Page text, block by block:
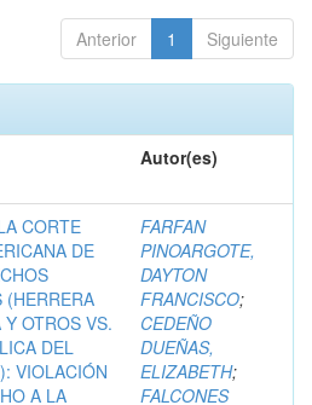
Anterior 1 Siguiente
Autor(es)
CORTE
DE
(HERRERA
OTROS VS.
DEL
VIOLACIÓN
A LA
FARFAN
PINOARGOTE,
DAYTON
FRANCISCO;
CEDEÑO
DUEÑAS,
ELIZABETH;
FALCONES